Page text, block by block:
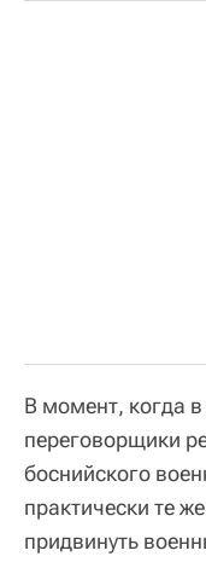
В момент, когда
переговорщики
боснийского
практически те
придвинуть